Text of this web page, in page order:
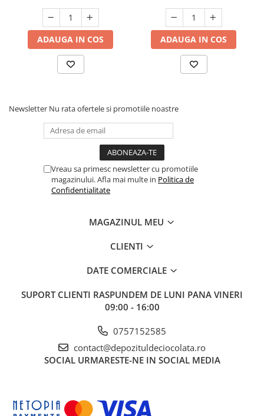
ADAUGA IN COS ADAUGA IN COS
Newsletter Nu rata ofertele si promotiile noastre
Vreau sa primesc newsletter cu promotiile
magazinului. Afla mai multe in Politica de
Confidentialitate
MAGAZINUL MEU
CLIENTI
DATE COMERCIALE
SUPORT CLIENTI RASPUNDEM DE LUNI PANA VINERI
09:00 - 16:00
0757152585
contact@depozituldeciocolata.ro
SOCIAL URMARESTE-NE IN SOCIAL MEDIA